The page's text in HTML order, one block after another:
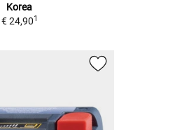
Korea
€ 24,901